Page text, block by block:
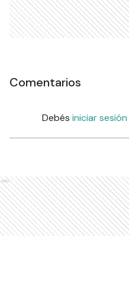
Comentarios
Debés iniciar sesión
Ads